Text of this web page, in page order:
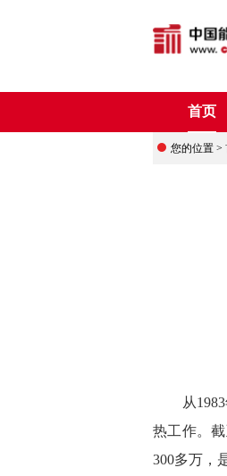
首页
您的位置 >
从
热工作。
300多万，